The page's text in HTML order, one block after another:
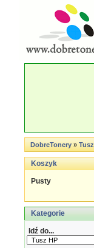
DobreTonery»
Koszyk
Pusty
Kategorie
Idź do...